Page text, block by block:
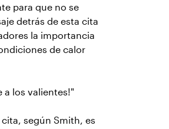
para que no se
detrás de esta cita
la importancia
de calor
a los valientes!"
según Smith, es